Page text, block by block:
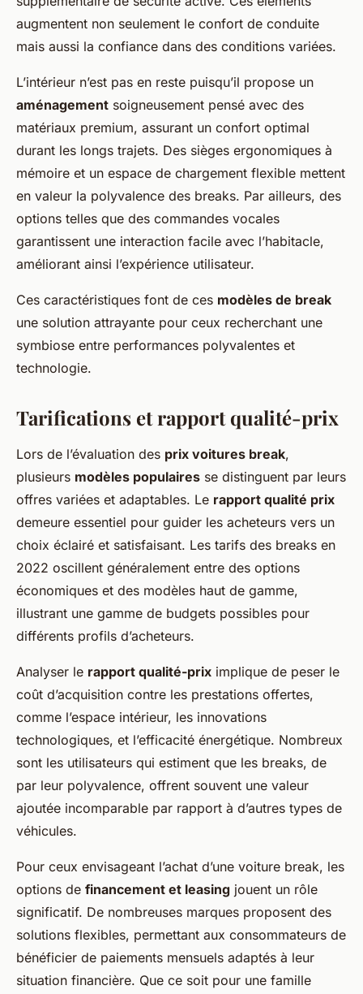
augmentent non seulement le confort de conduite
mais aussi la confiance dans des conditions variées.
L’intérieur n’est pas en reste puisqu’il propose un
aménagement soigneusement pensé avec des
matériaux premium, assurant un confort optimal
durant les longs trajets. Des sièges ergonomiques à
mémoire et un espace de chargement flexible mettent
en valeur la polyvalence des breaks. Par ailleurs, des
options telles que des commandes vocales
garantissent une interaction facile avec l’habitacle,
améliorant ainsi l’expérience utilisateur.
Ces caractéristiques font de ces modèles de break
une solution attrayante pour ceux recherchant une
symbiose entre performances polyvalentes et
technologie.
Tarifications et rapport qualité-prix
Lors de l’évaluation des prix voitures break,
plusieurs modèles populaires se distinguent par leurs
offres variées et adaptables. Le rapport qualité prix
demeure essentiel pour guider les acheteurs vers un
choix éclairé et satisfaisant. Les tarifs des breaks en
2022 oscillent généralement entre des options
économiques et des modèles haut de gamme,
illustrant une gamme de budgets possibles pour
différents profils d’acheteurs.
Analyser le rapport qualité-prix implique de peser le
coût d’acquisition contre les prestations offertes,
comme l’espace intérieur, les innovations
technologiques, et l’efficacité énergétique. Nombreux
sont les utilisateurs qui estiment que les breaks, de
par leur polyvalence, offrent souvent une valeur
ajoutée incomparable par rapport à d’autres types de
véhicules.
Pour ceux envisageant l’achat d’une voiture break, les
options de financement et leasing jouent un rôle
significatif. De nombreuses marques proposent des
solutions flexibles, permettant aux consommateurs de
bénéficier de paiements mensuels adaptés à leur
situation financière. Que ce soit pour une famille